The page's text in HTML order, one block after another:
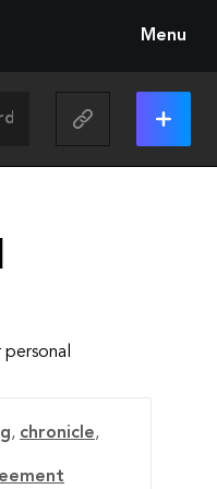
Menu
, chronicle,